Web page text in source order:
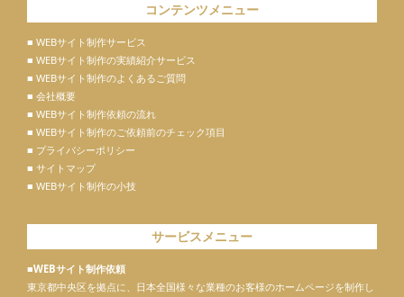
コンテンツメニュー
■ WEBサイト制作サービス
■ WEBサイト制作の実績紹介サービス
■ WEBサイト制作のよくあるご質問
■ 会社概要
■ WEBサイト制作依頼の流れ
■ WEBサイト制作のご依頼前のチェック項目
■ プライバシーポリシー
■ サイトマップ
■ WEBサイト制作の小技
サービスメニュー
■WEBサイト制作依頼
東京都中央区を拠点に、日本全国様々な業種のお客様のホームページを制作し